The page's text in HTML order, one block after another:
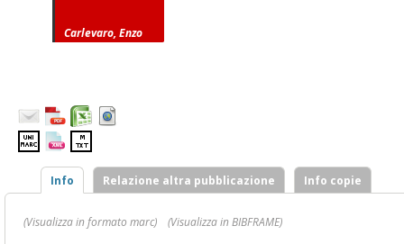
Carlevaro, Enzo
Info Relazione altra pubblicazione Info copie
(Visualizza in formato marc)
(Visualizza in BIBFRAME)